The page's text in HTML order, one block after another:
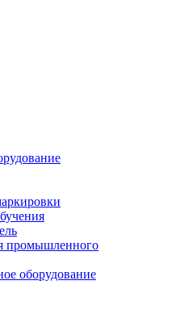
промышленного
оборудование